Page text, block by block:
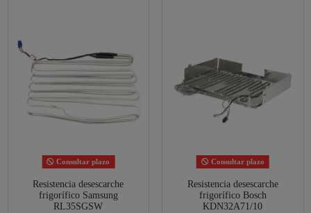
Consultar plazo
Resistencia desescarche
frigorífico Samsung
RL35SGSW
Consultar plazo
Resistencia desescarche
frigorífico Bosch
KDN32A71/10